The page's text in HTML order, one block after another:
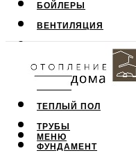
БОЙЛЕРЫ
ВЕНТИЛЯЦИЯ
ПОТОЛОК
СТЕНЫ
ТЕПЛЫЙ ПОЛ
ТРУБЫ
ФУНДАМЕНТ
МЕНЮ